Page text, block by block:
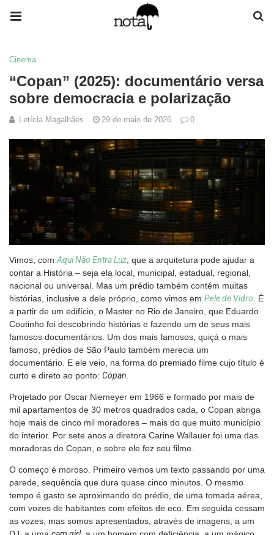
Cinema
“Copan” (2025): documentário versa
sobre democracia e polarização
Letícia Magalhães 29 de maio de 2026 0
Vimos, comAqui Não Entra Luz, que a arquitetura pode ajudar a
contar a História – seja ela local, municipal, estadual, regional,
nacional ou universal. Mas um prédio também contém muitas
histórias, inclusive a dele próprio, como vimos em Pele de Vidro. É
a partir de um edifício, o Master no Rio de Janeiro, que Eduardo
Coutinho foi descobrindo histórias e fazendo um de seus mais
famosos documentários. Um dos mais famosos, quiçá o mais
famoso, prédios de São Paulo também merecia um
documentário. E ele veio, na forma do premiado filme cujo título é
curto e direto ao ponto: Copan.
Projetado por Oscar Niemeyer em 1966 e formado por mais de
mil apartamentos de 30 metros quadrados cada, o Copan abriga
hoje mais de cinco mil moradores – mais do que muito município
do interior. Por sete anos a diretora Carine Wallauer foi uma das
moradoras do Copan, e sobre ele fez seu filme.
O começo é moroso. Primeiro vemos um texto passando por uma
parede, sequência que dura quase cinco minutos. O mesmo
tempo é gasto se aproximando do prédio, de uma tomada aérea,
com vozes de habitantes com efeitos de eco. Em seguida cessam
as vozes, mas somos apresentados, através de imagens, a um